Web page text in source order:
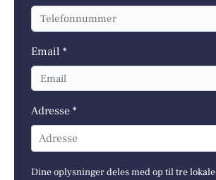
Email *
Adresse *
Adresse
Dine oplysninger deles med op til tre lokale